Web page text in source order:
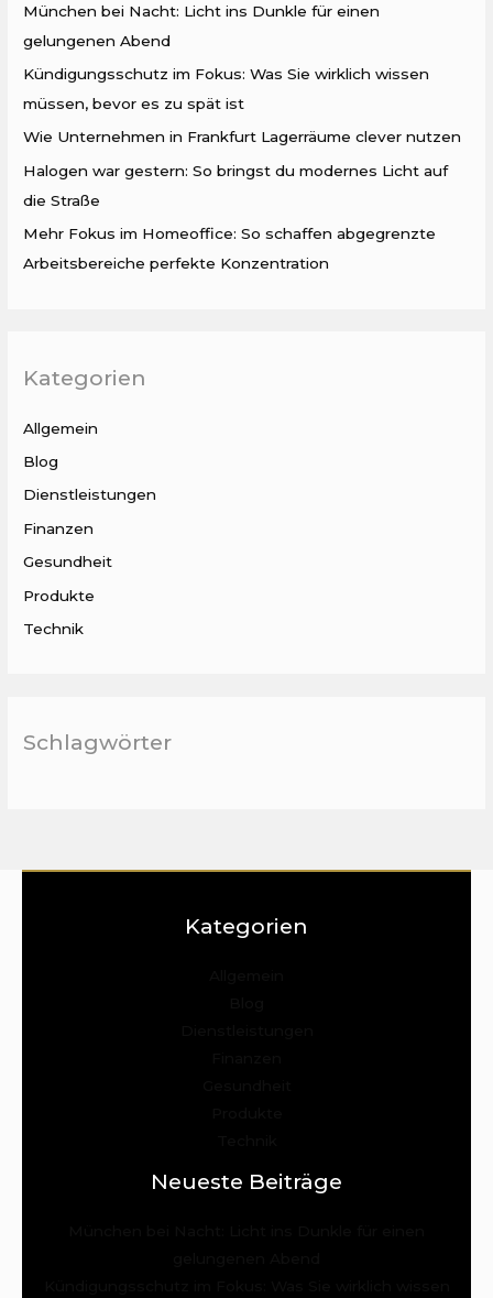
n
a
c
h
:
München bei Nacht: Licht ins Dunkle für einen
gelungenen Abend
Kündigungsschutz im Fokus: Was Sie wirklich wissen
müssen, bevor es zu spät ist
Wie Unternehmen in Frankfurt Lagerräume clever nutzen
Halogen war gestern: So bringst du modernes Licht auf
die Straße
Mehr Fokus im Homeoffice: So schaffen abgegrenzte
Arbeitsbereiche perfekte Konzentration
Kategorien
Allgemein
Blog
Dienstleistungen
Finanzen
Gesundheit
Produkte
Technik
Schlagwörter
Kategorien
Neueste Beiträge